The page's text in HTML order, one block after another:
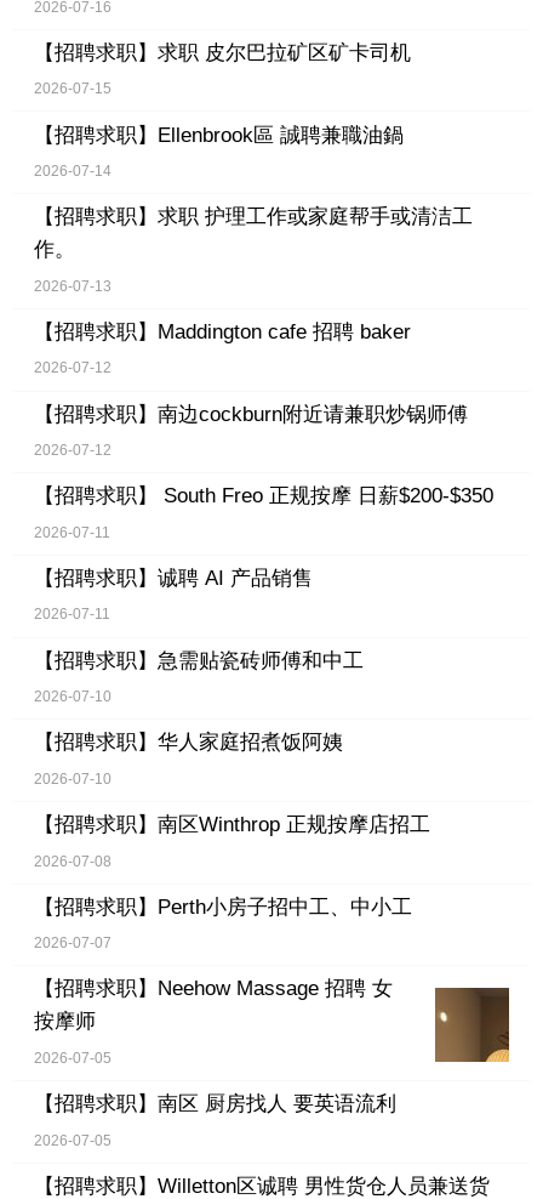
2026-07-16
【招聘求职】 求职 皮尔巴拉矿区矿卡司机
2026-07-15
【招聘求职】 Ellenbrook區 誠聘兼職油鍋
2026-07-14
【招聘求职】 求职 护理工作或家庭帮手或清洁工
作。
2026-07-13
【招聘求职】 Maddington cafe 招聘 baker
2026-07-12
【招聘求职】 南边cockburn附近请兼职炒锅师傅
2026-07-12
【招聘求职】 South Freo 正规按摩 日薪$200-$350
2026-07-11
【招聘求职】 诚聘 AI 产品销售
2026-07-11
【招聘求职】 急需贴瓷砖师傅和中工
2026-07-10
【招聘求职】 华人家庭招煮饭阿姨
2026-07-10
【招聘求职】 南区Winthrop 正规按摩店招工
2026-07-08
【招聘求职】 Perth小房子招中工、中小工
2026-07-07
【招聘求职】
Neehow Massage 招聘 女
按摩师
2026-07-05
【招聘求职】 南区 厨房找人 要英语流利
2026-07-05
【招聘求职】 Willetton区诚聘 男性货仓人员兼送货